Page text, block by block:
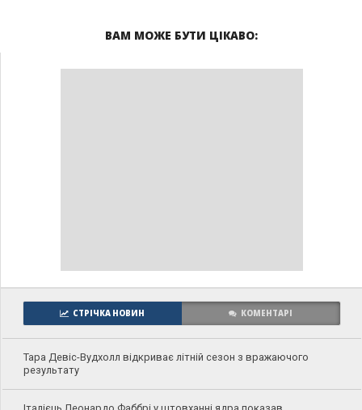
ВАМ МОЖЕ БУТИ ЦІКАВО:
СТРІЧКА НОВИН КОМЕНТАРІ
Тара Девіс-Вудхолл відкриває літній сезон з вражаючого
результату